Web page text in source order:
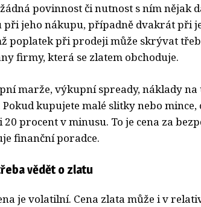
povinnost či nutnost s ním nějak
při jeho nákupu, případně dvakrát při
poplatek při prodeji může skrývat
firmy, která se zlatem obchoduje.
marže, výkupní spready, náklady
Pokud kupujete malé slitky nebo
20 procent v minusu. To je cena za
finanční poradce.
vědět o zlatu
je volatilní. Cena zlata může i v